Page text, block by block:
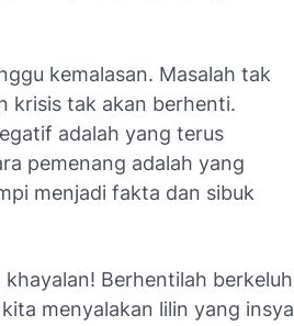
kemalasan. Masalah tak
krisis tak akan berhenti.
adalah yang terus
pemenang adalah yang
menjadi fakta dan sibuk
Berhentilah berkeluh
menyalakan lilin yang insya